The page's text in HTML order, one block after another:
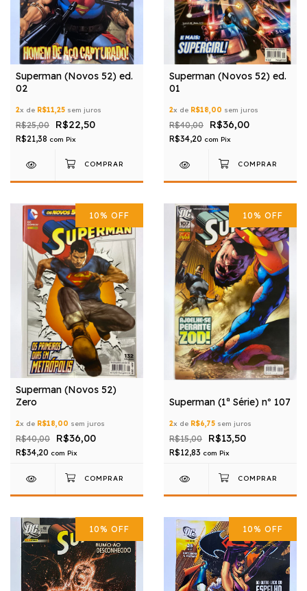
Superman (Novos 52) ed.
02
2x de R$11,25 sem juros
R$25,00 R$22,50
R$21,38 com Pix
Superman (Novos 52) ed.
01
2x de R$18,00 sem juros
R$40,00 R$36,00
R$34,20 com Pix
10% OFF
Superman (Novos 52)
Zero
2x de R$18,00 sem juros
R$40,00 R$36,00
R$34,20 com Pix
10% OFF
Superman (1ª Série) nº 107
2x de R$6,75 sem juros
R$15,00 R$13,50
R$12,83 com Pix
10% OFF 10% OFF